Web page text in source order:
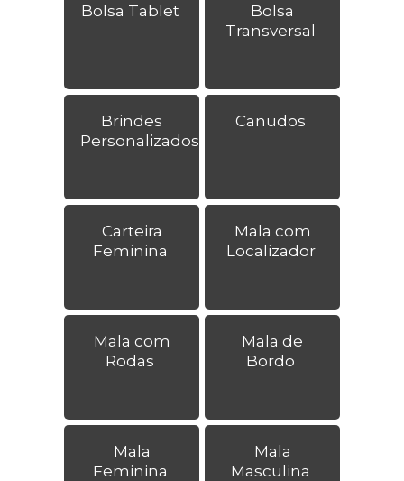
Bolsa Tablet
Bolsa
Transversal
Brindes
Personalizados
Canudos
Carteira
Feminina
Mala com
Localizador
Mala com
Rodas
Mala de
Bordo
Mala
Feminina
Mala
Masculina